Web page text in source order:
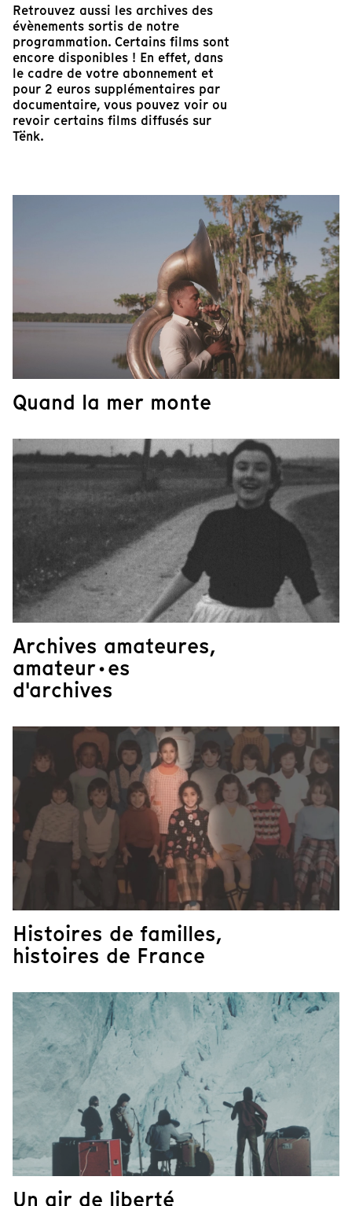
Retrouvez aussi les archives des
évènements sortis de notre
programmation. Certains films sont
encore disponibles ! En effet, dans
le cadre de votre abonnement et
pour 2 euros supplémentaires par
documentaire, vous pouvez voir ou
revoir certains films diffusés sur
Tënk.
Quand la mer monte
Archives amateures,
amateur·es
d'archives
Histoires de familles,
histoires de France
Un air de liberté